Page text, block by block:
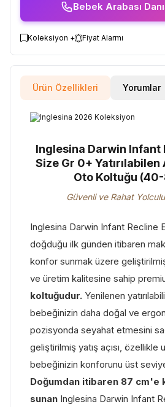
Bebek Arabası
Koleksiyon + Fiyat Alarmı
Ürün Özellikleri Yorumlar
Inglesina Darwin Infant
Size Gr 0+ Yatırılabilen
Oto Koltuğu
Güvenli ve Rahat
Inglesina Darwin Infant Recline
doğduğu ilk günden itibaren
konfor sunmak üzere
ve üretim kalitesine sahip
koltuğudur. Yenilenen
bebeğinizin daha doğal ve
pozisyonda seyahat etmesini
geliştirilmiş yatış açısı, özellikle
bebeğinizin konforunu üst
Doğumdan itibaren 87 cm'e
sunan Inglesina Darwin Infant